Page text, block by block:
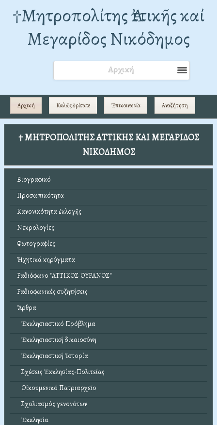
†Mητροπολίτης Ἀττικῆς καί
Μεγαρίδος Νικόδημος
Αρχική
Αρχική Καλῶς ὁρίσατε Ἐπικοινωνία Αναζήτηση
† ΜΗΤΡΟΠΟΛΙΤΗΣ ΑΤΤΙΚΗΣ ΚΑΙ ΜΕΓΑΡΙΔΟΣ
ΝΙΚΟΔΗΜΟΣ
Βιογραφικό
Προσωπικότητα
Κανονικότητα ἐκλογῆς
Νεκρολογίες
Φωτογραφίες
Ἠχητικά κηρύγματα
Ραδιόφωνο "ΑΤΤΙΚΟΣ ΟΥΡΑΝΟΣ"
Ραδιοφωνικές συζητήσεις
Ἄρθρα
Ἐκκλησιαστικό Πρόβλημα
Ἐκκλησιαστική δικαιοσύνη
Ἐκκλησιαστική Ἱστορία
Σχέσεις Ἐκκλησίας-Πολιτείας
Οἰκουμενικό Πατριαρχεῖο
Σχολιασμός γενονότων
Ἐκκλησία